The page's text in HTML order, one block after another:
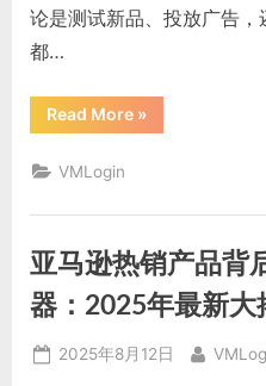
论是测试新品、投放广告
都…
Read More“TikTok
爆
何
VMLogin
浏
览
器
高
运
营
»
VMLogin
亚马逊热销产品背
器：2025年最新大
Posted
2025年8月12日 By